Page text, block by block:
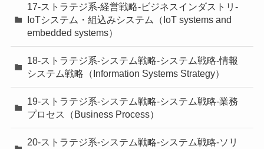
17-ストラテジ系-経営戦略-ビジネスインダストリ-
IoTシステム・組込みシステム（IoT systems and
embedded systems）
18-ストラテジ系-システム戦略-システム戦略-情報
システム戦略（Information Systems Strategy）
19-ストラテジ系-システム戦略-システム戦略-業務
プロセス（Business Process）
20-ストラテジ系-システム戦略-システム戦略-ソリ